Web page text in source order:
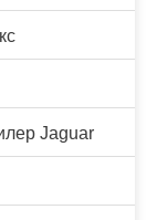
Jaguar